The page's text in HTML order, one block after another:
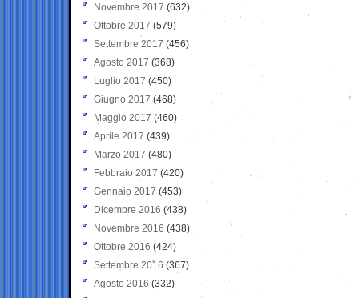
Novembre 2017 (632)
Ottobre 2017 (579)
Settembre 2017 (456)
Agosto 2017 (368)
Luglio 2017 (450)
Giugno 2017 (468)
Maggio 2017 (460)
Aprile 2017 (439)
Marzo 2017 (480)
Febbraio 2017 (420)
Gennaio 2017 (453)
Dicembre 2016 (438)
Novembre 2016 (438)
Ottobre 2016 (424)
Settembre 2016 (367)
Agosto 2016 (332)